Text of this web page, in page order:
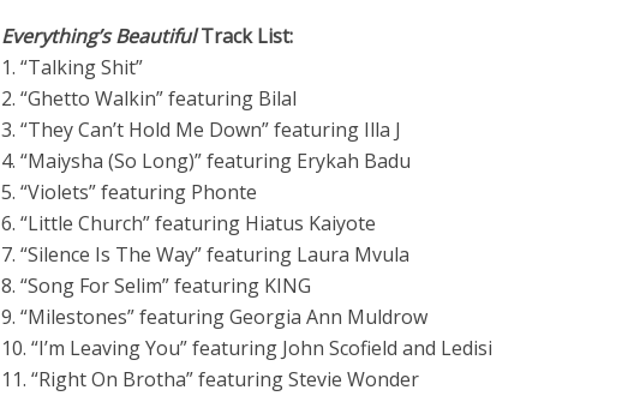
Everything’s BeautifulTrack List:
1. “Talking Shit”
2. “Ghetto Walkin” featuring Bilal
3. “They Can’t Hold Me Down” featuring Illa J
4. “Maiysha (So Long)” featuring Erykah Badu
5. “Violets” featuring Phonte
6. “Little Church” featuring Hiatus Kaiyote
7. “Silence Is The Way” featuring Laura Mvula
8. “Song For Selim” featuring KING
9. “Milestones” featuring Georgia Ann Muldrow
10. “I’m Leaving You” featuring John Scofield and Ledisi
11. “Right On Brotha” featuring Stevie Wonder